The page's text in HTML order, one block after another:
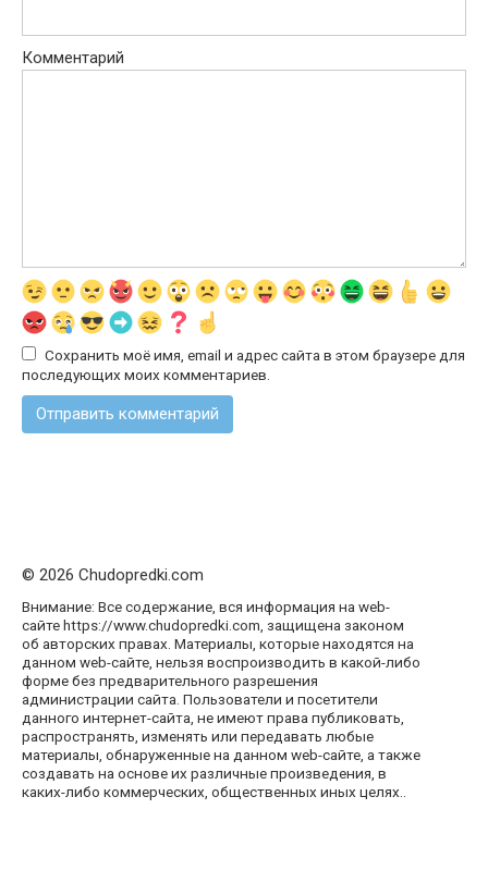
Комментарий
Сохранить моё имя, email и адрес сайта в этом браузере для
последующих моих комментариев.
© 2026 Chudopredki.com
Внимание: Все содержание, вся информация на web-
сайте https://www.chudopredki.com, защищена законом
об авторских правах. Материалы, которые находятся на
данном web-сайте, нельзя воспроизводить в какой-либо
форме без предварительного разрешения
администрации сайта. Пользователи и посетители
данного интернет-сайта, не имеют права публиковать,
распространять, изменять или передавать любые
материалы, обнаруженные на данном web-сайте, а также
создавать на основе их различные произведения, в
каких-либо коммерческих, общественных иных целях..